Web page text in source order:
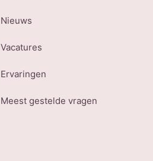
Nieuws
Vacatures
Ervaringen
Meest gestelde vragen